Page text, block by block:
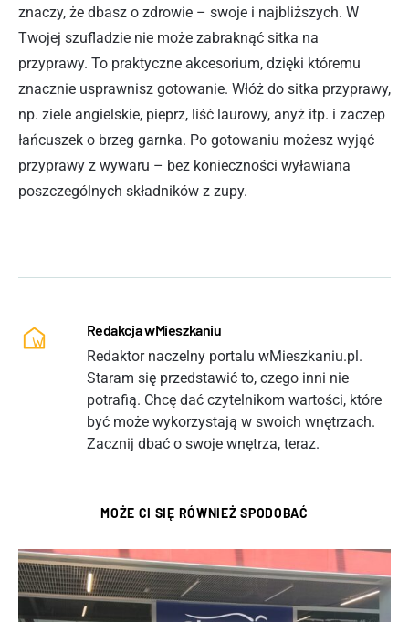
znaczy, że dbasz o zdrowie – swoje i najbliższych. W
Twojej szufladzie nie może zabraknąć sitka na
przyprawy. To praktyczne akcesorium, dzięki któremu
znacznie usprawnisz gotowanie. Włóż do sitka przyprawy,
np. ziele angielskie, pieprz, liść laurowy, anyż itp. i zaczep
łańcuszek o brzeg garnka. Po gotowaniu możesz wyjąć
przyprawy z wywaru – bez konieczności wyławiana
poszczególnych składników z zupy.
Redakcja wMieszkaniu
Redaktor naczelny portalu wMieszkaniu.pl.
Staram się przedstawić to, czego inni nie
potrafią. Chcę dać czytelnikom wartości, które
być może wykorzystają w swoich wnętrzach.
Zacznij dbać o swoje wnętrza, teraz.
MOŻE CI SIĘ RÓWNIEŻ SPODOBAĆ